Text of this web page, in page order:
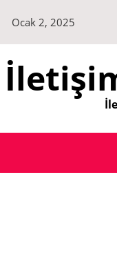
content
Ocak 2, 2025